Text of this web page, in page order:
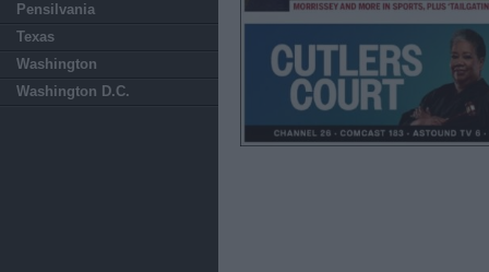
Pensilvania
Texas
Washington
Washington D.C.